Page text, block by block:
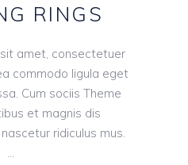
RINGS
amet, consectetuer
commodo ligula eget
Cum sociis Theme
et magnis dis
ridiculus mus.